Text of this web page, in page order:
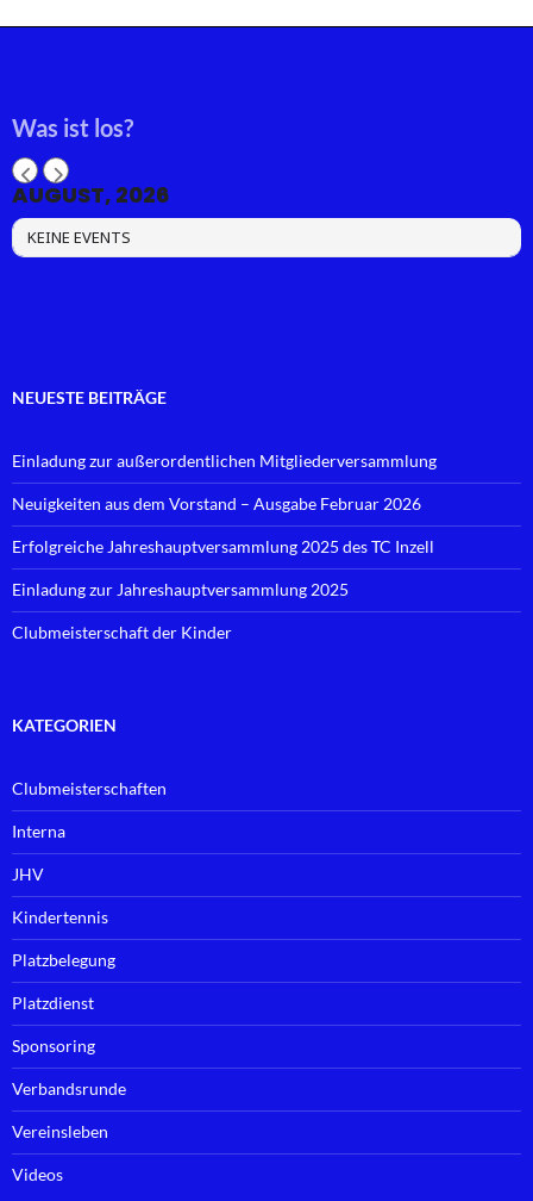
Was ist los?
AUGUST, 2026
KEINE EVENTS
NEUESTE BEITRÄGE
Einladung zur außerordentlichen Mitgliederversammlung
Neuigkeiten aus dem Vorstand – Ausgabe Februar 2026
Erfolgreiche Jahreshauptversammlung 2025 des TC Inzell
Einladung zur Jahreshauptversammlung 2025
Clubmeisterschaft der Kinder
KATEGORIEN
Clubmeisterschaften
Interna
JHV
Kindertennis
Platzbelegung
Platzdienst
Sponsoring
Verbandsrunde
Vereinsleben
Videos